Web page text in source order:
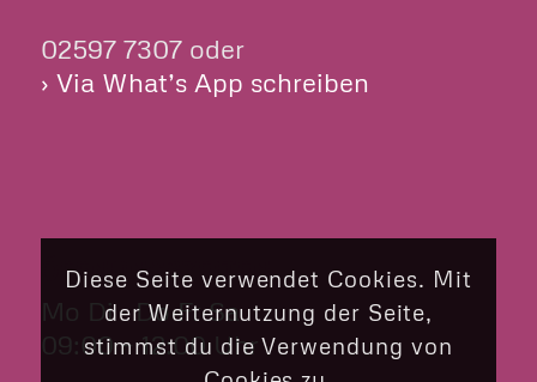
02597 7307 oder
› Via What’s App schreiben
ÖFFNUNGSZEITEN
Mo Di Do Fr Sa
09:00 – 12:00 Uhr
Diese Seite verwendet Cookies. Mit
der Weiternutzung der Seite,
stimmst du die Verwendung von